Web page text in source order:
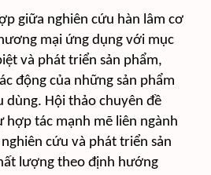
giữa nghiên cứu hàn lâm cơ
mại ứng dụng với mục
và phát triển sản phẩm,
động của những sản phẩm
Hội thảo chuyên đề
hợp tác mạnh mẽ liên ngành
cứu và phát triển sản
lượng theo định hướng